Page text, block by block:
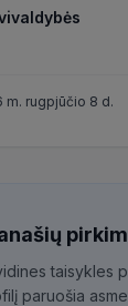
m. rugpjūčio 8 d.
paruošia